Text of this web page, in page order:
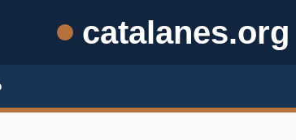
catalanes.org